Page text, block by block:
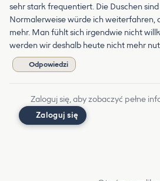
sehr stark frequentiert. Die Duschen
Normalerweise würde ich weiterfahren,
mehr. Man fühlt sich irgendwie nicht
werden wir deshalb heute nicht mehr
Odpowiedzi
Zaloguj się, aby zobaczyć pełne
Zaloguj się